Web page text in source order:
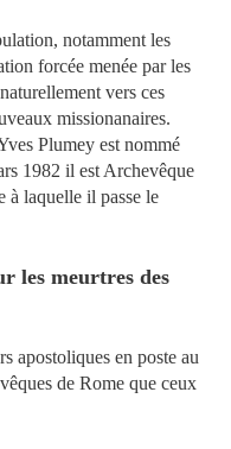
notamment les
forcée menée par les
vers ces
missionanaires.
Plumey est nommé
1982 il est Archevêque
à laquelle il passe le
les meurtres des
apostoliques en poste au
de Rome que ceux